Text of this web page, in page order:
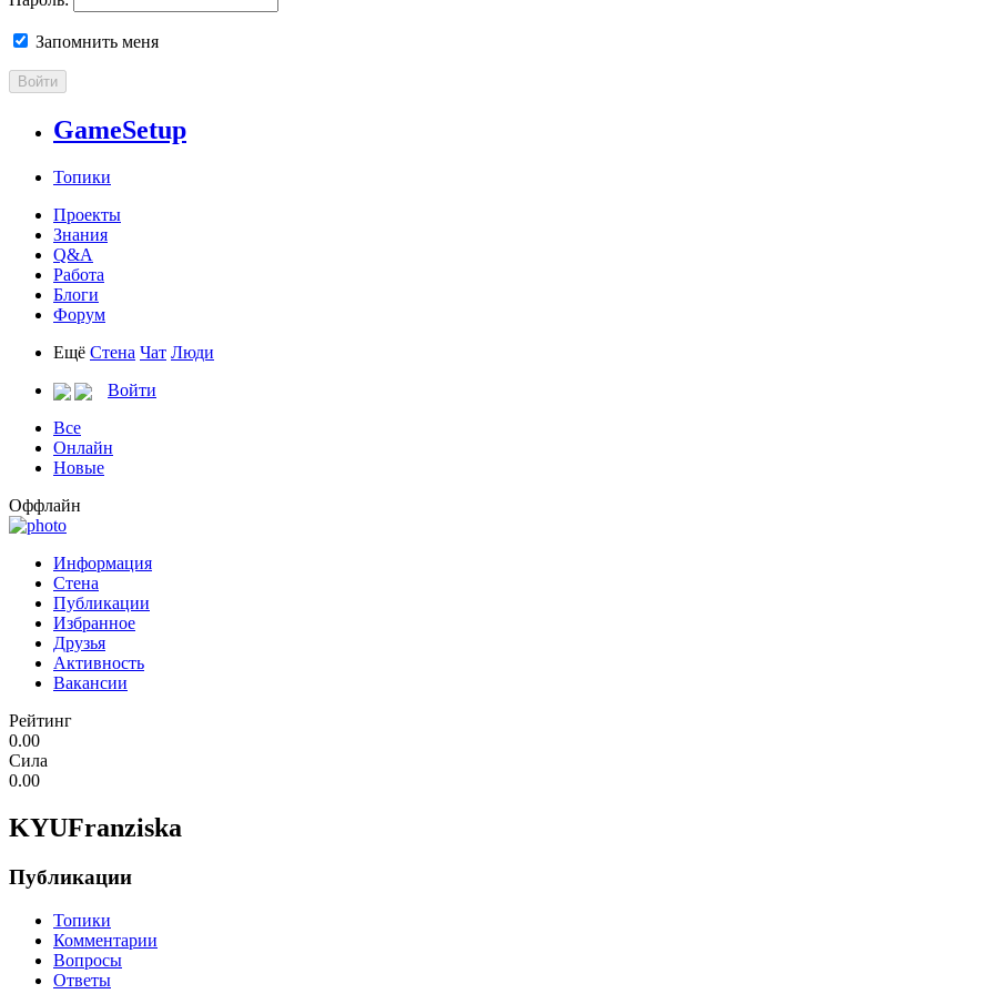
Запомнить меня
Войти
GameSetup
Топики
Проекты
Знания
Q&A
Работа
Блоги
Форум
Ещё Стена Чат Люди
Войти
Все
Онлайн
Новые
Оффлайн
Информация
Стена
Публикации
Избранное
Друзья
Активность
Вакансии
Рейтинг
0.00
Сила
0.00
KYUFranziska
Публикации
Топики
Комментарии
Вопросы
Ответы